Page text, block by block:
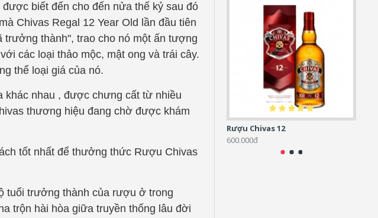
biết đến cho đến nửa thế kỷ sau đó
Chivas Regal 12 Year Old lần đầu tiên
trưởng thành", trao cho nó một ấn tượng
các loại thảo mộc, mật ong và trái cây.
thể loại giá của nó.
khác nhau , được chưng cất từ nhiều
thương hiệu đang chờ được khám
tốt nhất để thưởng thức Rượu Chivas
tuổi trưởng thành của rượu ở trong
trộn hài hòa giữa truyền thống lâu đời
Rượu Chivas 12
600.000đ